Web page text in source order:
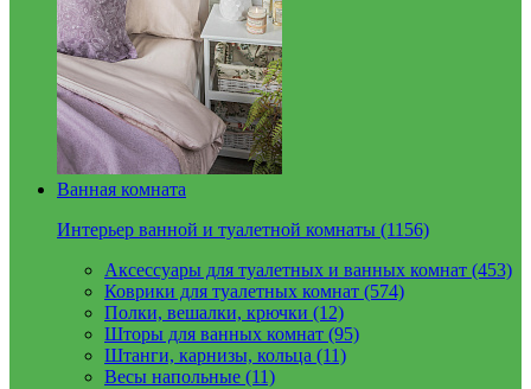
Ванная комната
Интерьер ванной и туалетной комнаты (1156)
Аксессуары для туалетных и ванных комнат (453)
Коврики для туалетных комнат (574)
Полки, вешалки, крючки (12)
Шторы для ванных комнат (95)
Штанги, карнизы, кольца (11)
Весы напольные (11)